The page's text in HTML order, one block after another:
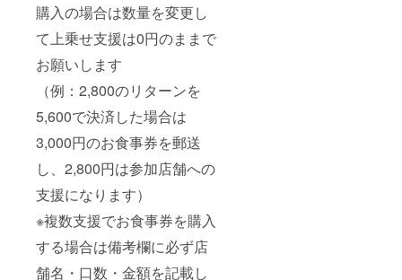
購入の場合は数量を変更し
て上乗せ支援は0円のままで
お願いします
（例：2,800のリターンを
5,600で決済した場合は
3,000円のお食事券を郵送
し、2,800円は参加店舗への
支援になります）
※複数支援でお食事券を購入
する場合は備考欄に必ず店
舗名・口数・金額を記載し